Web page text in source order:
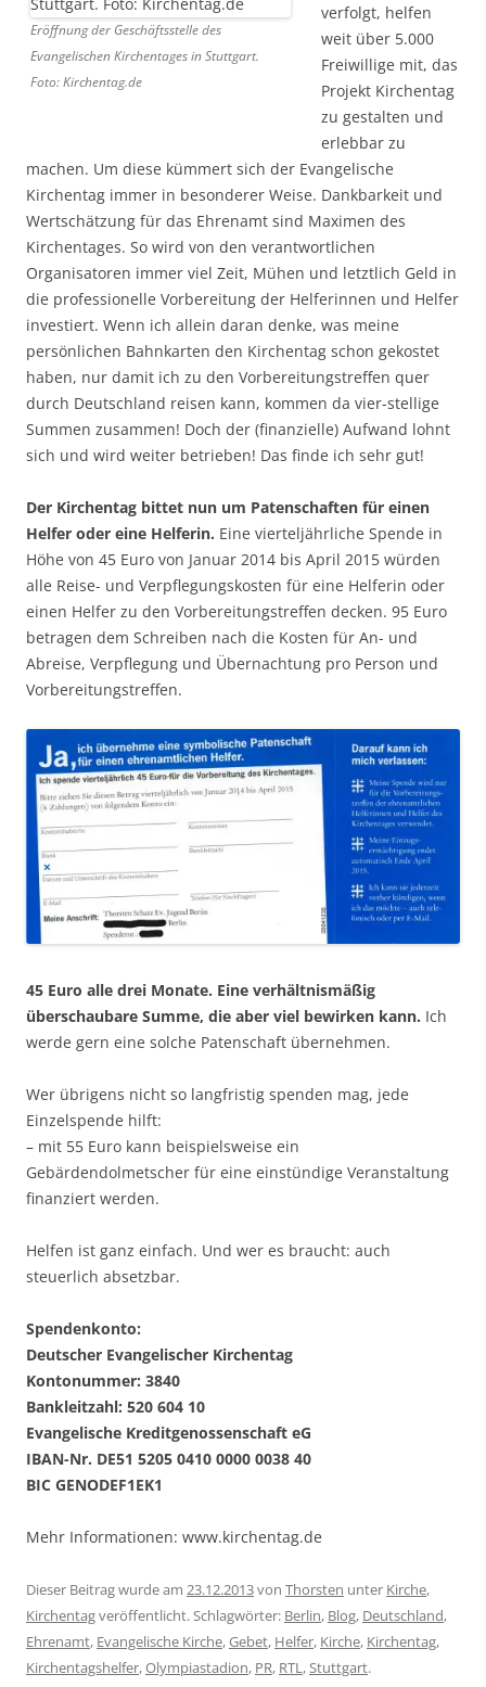
Eröffnung der Geschäftsstelle des
Evangelischen Kirchentages in Stuttgart.
Foto: Kirchentag.de
verfolgt, helfen
weit über 5.000
Freiwillige mit, das
Projekt Kirchentag
zu gestalten und
erlebbar zu
machen. Um diese kümmert sich der Evangelische
Kirchentag immer in besonderer Weise. Dankbarkeit und
Wertschätzung für das Ehrenamt sind Maximen des
Kirchentages. So wird von den verantwortlichen
Organisatoren immer viel Zeit, Mühen und letztlich Geld in
die professionelle Vorbereitung der Helferinnen und Helfer
investiert. Wenn ich allein daran denke, was meine
persönlichen Bahnkarten den Kirchentag schon gekostet
haben, nur damit ich zu den Vorbereitungstreffen quer
durch Deutschland reisen kann, kommen da vier-stellige
Summen zusammen! Doch der (finanzielle) Aufwand lohnt
sich und wird weiter betrieben! Das finde ich sehr gut!
Der Kirchentag bittet nun um Patenschaften für einen
Helfer oder eine Helferin. Eine vierteljährliche Spende in
Höhe von 45 Euro von Januar 2014 bis April 2015 würden
alle Reise- und Verpflegungskosten für eine Helferin oder
einen Helfer zu den Vorbereitungstreffen decken. 95 Euro
betragen dem Schreiben nach die Kosten für An- und
Abreise, Verpflegung und Übernachtung pro Person und
Vorbereitungstreffen.
45 Euro alle drei Monate. Eine verhältnismäßig
überschaubare Summe, die aber viel bewirken kann. Ich
werde gern eine solche Patenschaft übernehmen.
Wer übrigens nicht so langfristig spenden mag, jede
Einzelspende hilft:
– mit 55 Euro kann beispielsweise ein
Gebärdendolmetscher für eine einstündige Veranstaltung
finanziert werden.
Helfen ist ganz einfach. Und wer es braucht: auch
steuerlich absetzbar.
Spendenkonto:
Deutscher Evangelischer Kirchentag
Kontonummer: 3840
Bankleitzahl: 520 604 10
Evangelische Kreditgenossenschaft eG
IBAN-Nr. DE51 5205 0410 0000 0038 40
BIC GENODEF1EK1
Mehr Informationen: www.kirchentag.de
Dieser Beitrag wurde am 23.12.2013von Thorsten unter Kirche,
Kirchentagveröffentlicht. Schlagwörter: Berlin, Blog, Deutschland,
Ehrenamt, Evangelische Kirche,Gebet, Helfer, Kirche, Kirchentag,
Kirchentagshelfer,Olympiastadion, PR, RTL,Stuttgart.